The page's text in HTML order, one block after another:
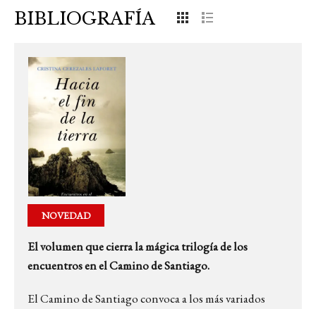
BIBLIOGRAFÍA
NOVEDAD
El volumen que cierra la mágica trilogía de los
encuentros en el Camino de Santiago.
El Camino de Santiago convoca a los más variados